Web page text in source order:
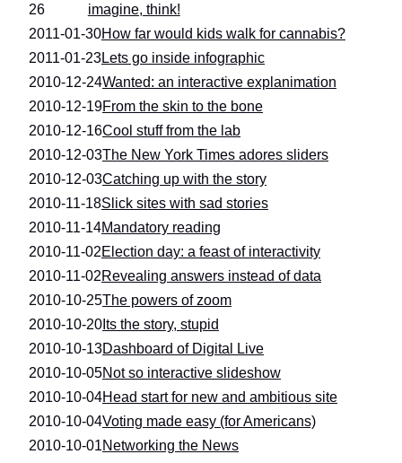
26
imagine, think!
2011-01-30How far would kids walk for cannabis?
2011-01-23Lets go inside infographic
2010-12-24Wanted: an interactive explanimation
2010-12-19From the skin to the bone
2010-12-16Cool stuff from the lab
2010-12-03The New York Times adores sliders
2010-12-03Catching up with the story
2010-11-18Slick sites with sad stories
2010-11-14Mandatory reading
2010-11-02Election day: a feast of interactivity
2010-11-02Revealing answers instead of data
2010-10-25The powers of zoom
2010-10-20 Its the story, stupid
2010-10-13Dashboard of Digital Live
2010-10-05Not so interactive slideshow
2010-10-04Head start for new and ambitious site
2010-10-04Voting made easy (for Americans)
2010-10-01Networking the News